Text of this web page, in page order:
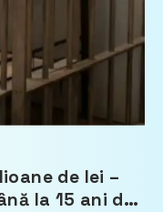
de lei –
la 15 ani de